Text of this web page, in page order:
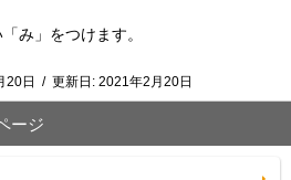
み」をつけます。
20日 / 更新日: 2021年2月20日
ージ